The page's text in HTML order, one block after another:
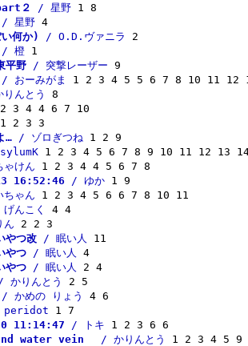
２ / 星野
/ 星野
何か) / O.D.ヴァニラ
橙
平野 / 突撃レーザー
/ おーみがま
んとう
… / ゾロぎつね
けん
16:52:46 / ゆか
ゃん
んこく
やつ改 / 眠い人
やつ / 眠い人
やつ / 眠い人
かりんとう
/ かめの りょう
11:14:47 / トキ
water vein / かりんとう